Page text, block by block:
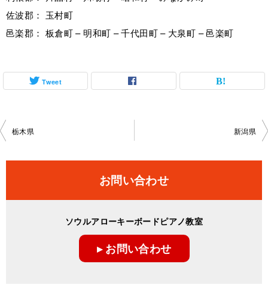
佐波郡： 玉村町
邑楽郡： 板倉町 – 明和町 – 千代田町 – 大泉町 – 邑楽町
Tweet
投
ビ
栃木県 新潟県
お問い合わせ
ソウルアローキーボードピアノ教室
▸ お問い合わせ